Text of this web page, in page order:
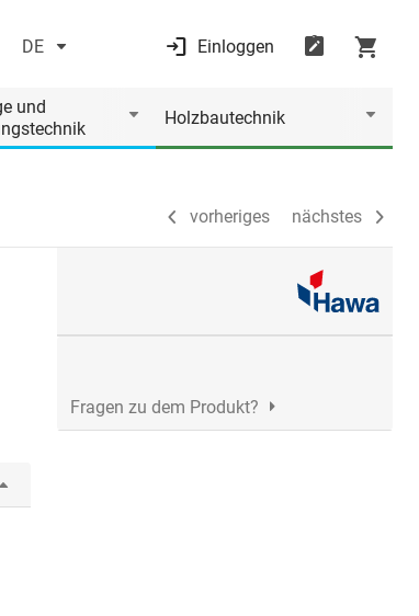
DE Einloggen
und
Holzbautechnik
vorheriges nächstes
vorheriges nächstes
Fragen zu dem Produkt?